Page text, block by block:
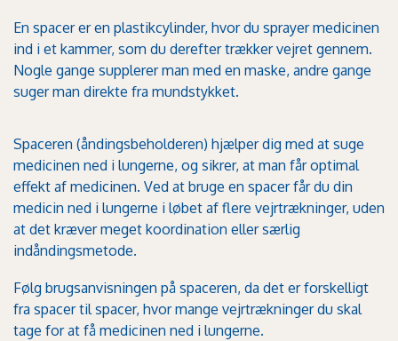
En spacer er en plastikcylinder, hvor du sprayer medicinen
ind i et kammer, som du derefter trækker vejret gennem.
Nogle gange supplerer man med en maske, andre gange
suger man direkte fra mundstykket.
Spaceren (åndingsbeholderen) hjælper dig med at suge
medicinen ned i lungerne, og sikrer, at man får optimal
effekt af medicinen. Ved at bruge en spacer får du din
medicin ned i lungerne i løbet af flere vejrtrækninger, uden
at det kræver meget koordination eller særlig
indåndingsmetode.
Følg brugsanvisningen på spaceren, da det er forskelligt
fra spacer til spacer, hvor mange vejrtrækninger du skal
tage for at få medicinen ned i lungerne.